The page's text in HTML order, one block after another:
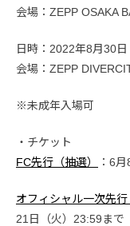
会場：ZEPP OSAKA
日時：2022年8月30
会場：ZEPP
※未成年入場可
・チケット
FC先行（抽選）
：6
オフィシャル一次先行
21日（火）23:59まで